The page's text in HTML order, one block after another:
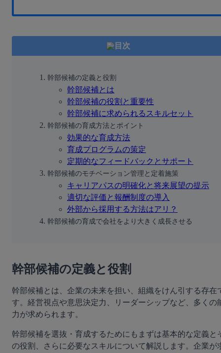
目次
幹部候補の定義と役割
幹部候補とは
幹部候補の役割と重要性
幹部候補に求められるスキルセット
幹部候補の育成方法とポイント
効果的な育成方法
育成プログラムの策定
定期的なフィードバックとサポート
幹部候補のモチベーション管理と定着施策
キャリアパスの明確化と将来展望の提示
適切な評価と報酬制度の導入
外部から採用する方法はアリ？
幹部候補の育成で会社をより大きく成長させる
幹部候補の定義と役割
幹部候補とは、企業の未来を担い、組織をけん引する存在
す。経営視点や意思決定力、リーダーシップなど、多くの
力が求められます。
幹部候補を選抜・育成するためにもまずは基本的な定義と
の役割、さらに必要なスキルについて解説します。企業が